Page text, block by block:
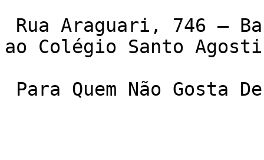
ao Colégio Santo
Para Quem Não Gosta